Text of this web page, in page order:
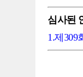
심사된
1.제309